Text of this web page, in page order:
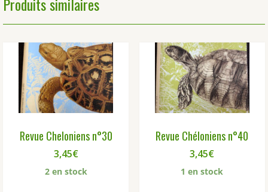
Revue Cheloniens n°30
3,45€
2 en stock
Revue Chéloniens n°40
3,45€
1 en stock